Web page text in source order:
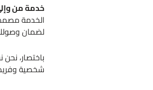
خدمة من
الخدمة
لضمان
باختصار،
شخصية